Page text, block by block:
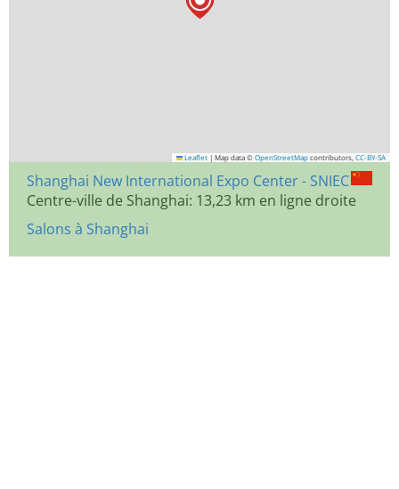
Leaflet | Map data © OpenStreetMap contributors, CC-BY-SA
Shanghai New International Expo Center - SNIEC
Centre-ville de Shanghai: 13,23 km en ligne droite
Salons à Shanghai